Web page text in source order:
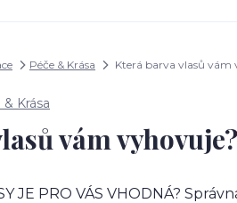
Péče & Krása Která barva vlasů vám
Krása
vám vyhovuje?
JE PRO VÁS VHODNÁ?